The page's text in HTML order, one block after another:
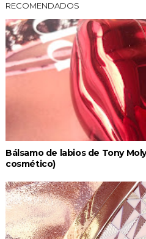
RECOMENDADOS
Bálsamo de labios de Tony
cosmético)